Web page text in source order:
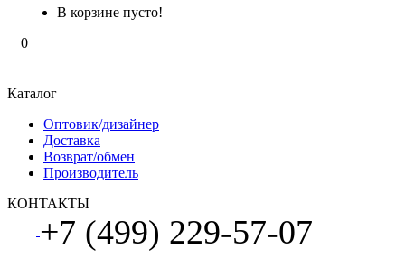
В корзине пусто!
0
Каталог
Оптовик/дизайнер
Доставка
Возврат/обмен
Производитель
КОНТАКТЫ
+7 (499) 229-57-07